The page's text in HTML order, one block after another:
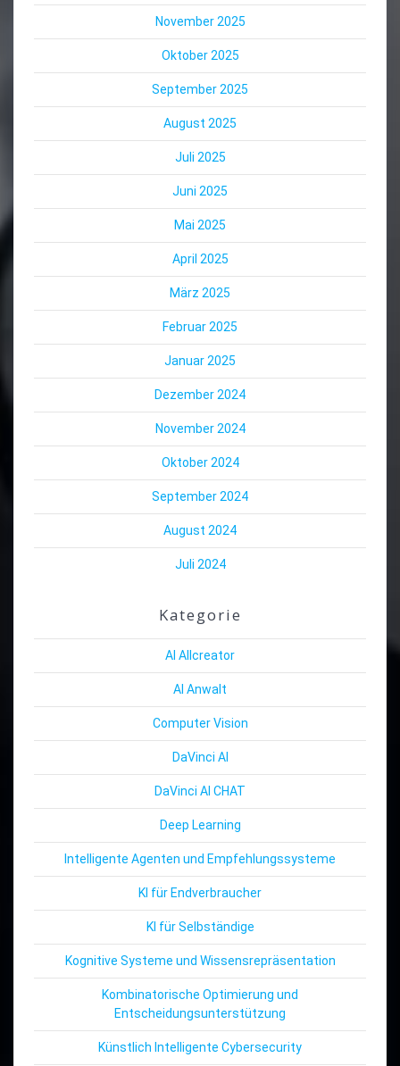
November 2025
Oktober 2025
September 2025
August 2025
Juli 2025
Juni 2025
Mai 2025
April 2025
März 2025
Februar 2025
Januar 2025
Dezember 2024
November 2024
Oktober 2024
September 2024
August 2024
Juli 2024
Kategorie
AI Allcreator
AI Anwalt
Computer Vision
DaVinci AI
DaVinci AI CHAT
Deep Learning
Intelligente Agenten und Empfehlungssysteme
KI für Endverbraucher
KI für Selbständige
Kognitive Systeme und Wissensrepräsentation
Kombinatorische Optimierung und
Entscheidungsunterstützung
Künstlich Intelligente Cybersecurity